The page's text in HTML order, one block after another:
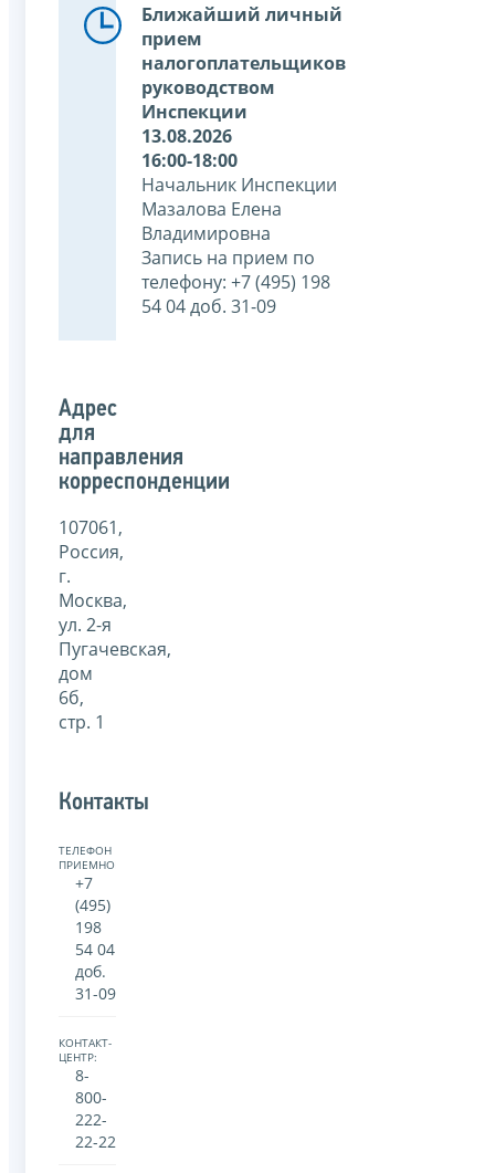
Ближайший личный
прием
налогоплательщиков
руководством
Инспекции
13.08.2026
16:00-18:00
Начальник Инспекции
Мазалова Елена
Владимировна
Запись на прием по
телефону: +7 (495) 198
54 04 доб. 31-09
Адрес
для
направления
корреспонденции
107061,
Россия,
г.
Москва,
ул. 2-я
Пугачевская,
дом
6б,
стр. 1
Контакты
ТЕЛЕФОН
ПРИЕМНОЙ:
+7
(495)
198
54 04
доб.
31-09
КОНТАКТ-
ЦЕНТР:
8-
800-
222-
22-22